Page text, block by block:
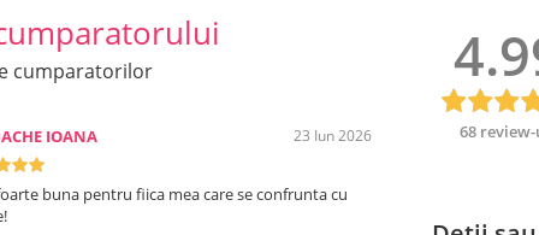
cumparatorilor
IOANA 23 Iun 2026
buna pentru fiica mea care se confrunta cu
68